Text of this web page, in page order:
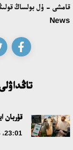
News
قۇربان
23:01، 25 مامىر 2026